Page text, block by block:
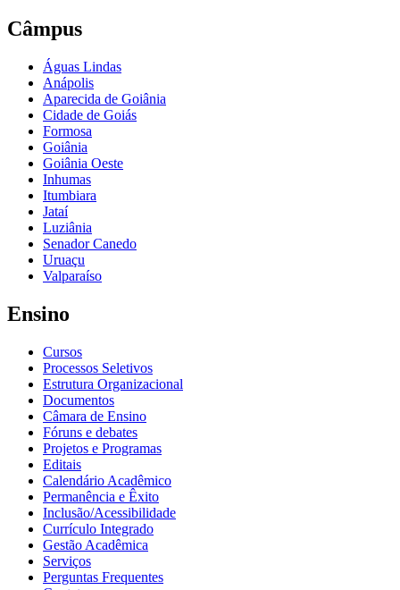
Câmpus
Águas Lindas
Anápolis
Aparecida de Goiânia
Cidade de Goiás
Formosa
Goiânia
Goiânia Oeste
Inhumas
Itumbiara
Jataí
Luziânia
Senador Canedo
Uruaçu
Valparaíso
Ensino
Cursos
Processos Seletivos
Estrutura Organizacional
Documentos
Câmara de Ensino
Fóruns e debates
Projetos e Programas
Editais
Calendário Acadêmico
Permanência e Êxito
Inclusão/Acessibilidade
Currículo Integrado
Gestão Acadêmica
Serviços
Perguntas Frequentes